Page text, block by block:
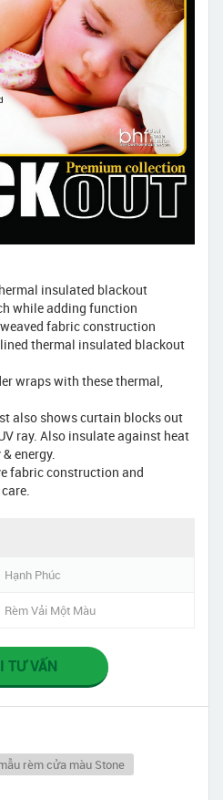
insulated blackout
while adding function
fabric construction
thermal insulated blackout
wraps with these thermal,
also shows curtain blocks out
ray. Also insulate against heat
energy.
fabric construction and
Hạnh Phúc
Rèm Vải Một Màu
TƯ VẤN
rèm cửa màu Stone